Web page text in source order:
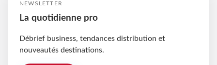
NEWSLETTER
La quotidienne pro
Débrief business, tendances distribution et
nouveautés destinations.